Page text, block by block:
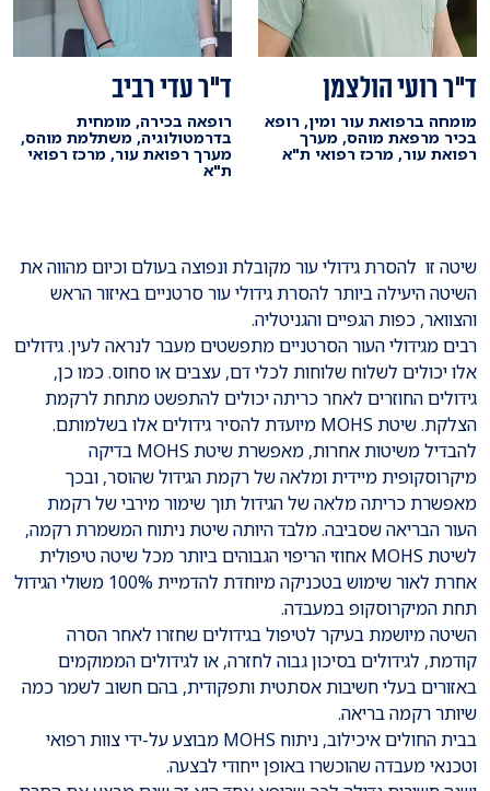
ד"ר רועי הולצמן
מומחה ברפואת עור ומין, רופא
בכיר מרפאת מוהס, מערך
רפואת עור, מרכז רפואי ת"א
ד"ר עדי רביב
רופאה בכירה, מומחית
בדרמטולוגיה, משתלמת מוהס,
מערך רפואת עור, מרכז רפואי
ת"א
שיטה זו להסרת גידולי עורמקובלת ונפוצה בעולם וכיום מהווה את
השיטה היעילה ביותר להסרת גידולי עור סרטניים באיזור הראש
והצוואר, כפות הגפיים והגניטליה.
רבים מגידולי העור הסרטניים מתפשטים מעבר לנראה לעין. גידולים
אלו יכולים לשלוח שלוחות לכלי דם, עצבים או סחוס. כמו כן,
גידולים החוזרים לאחר כריתה יכולים להתפשט מתחת לרקמת
הצלקת. שיטת MOHS מיועדת להסיר גידולים אלו בשלמותם.
להבדיל משיטות אחרות, מאפשרת שיטת MOHS בדיקה
מיקרוסקופית מיידית ומלאה של רקמת הגידול שהוסר, ובכך
מאפשרת כריתה מלאה של הגידול תוך שימור מירבי של רקמת
העור הבריאה שסביבה. מלבד היותה שיטת ניתוח המשמרת רקמה,
לשיטת MOHS אחוזי הריפוי הגבוהים ביותר מכל שיטה טיפולית
אחרת לאור שימוש בטכניקה מיוחדת להדמיית 100% משולי הגידול
תחת המיקרוסקופ במעבדה.
השיטה מיושמת בעיקר לטיפול בגידולים שחזרו לאחר הסרה
קודמת, לגידולים בסיכון גבוה לחזרה, או לגידולים הממוקמים
באזורים בעלי חשיבות אסתטית ותפקודית, בהם חשוב לשמר כמה
שיותר רקמה בריאה.
בבית החולים איכילוב, ניתוח MOHS מבוצע על-ידי צוות רפואי
וטכנאי מעבדה שהוכשרו באופן ייחודי לבצעה.